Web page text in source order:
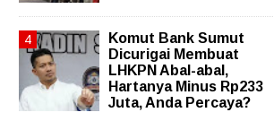
Komut Bank Sumut
Dicurigai Membuat
LHKPN Abal-abal,
Hartanya Minus Rp233
Juta, Anda Percaya?